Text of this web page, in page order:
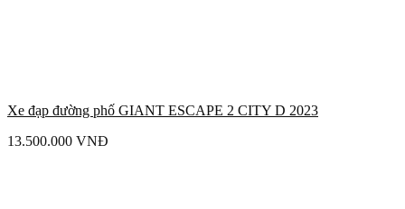
Xe đạp đường phố GIANT ESCAPE 2 CITY D 2023
13.500.000 VNĐ